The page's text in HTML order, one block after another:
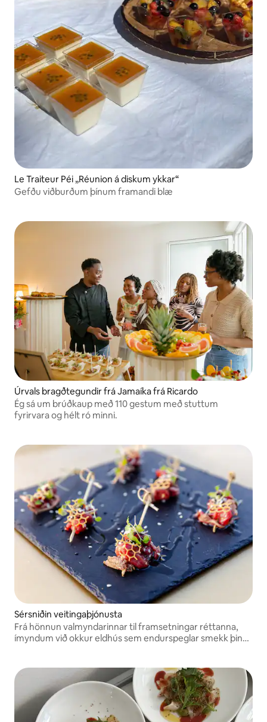
Le Traiteur Péi „Réunion á diskum ykkar“
Gefðu viðburðum þínum framandi blæ
Úrvals bragðtegundir frá Jamaíka frá Ricardo
Ég sá um brúðkaup með 110 gestum með stuttum
fyrirvara og hélt ró minni.
Sérsniðin veitingaþjónusta
Frá hönnun valmyndarinnar til framsetningar réttanna,
ímyndum við okkur eldhús sem endurspeglar smekk þinn,